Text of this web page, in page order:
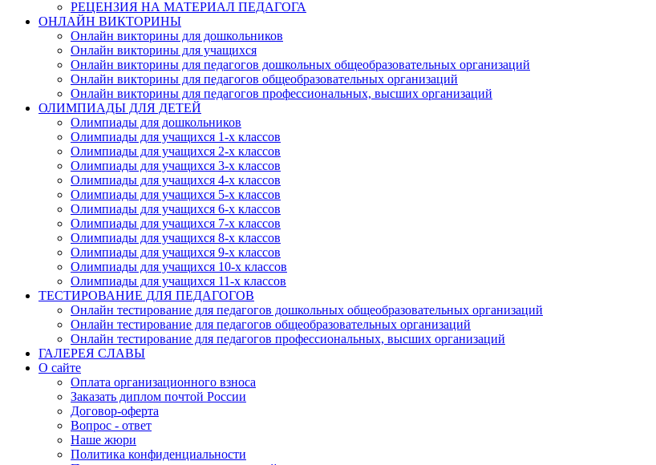
РЕЦЕНЗИЯ НА МАТЕРИАЛ ПЕДАГОГА
ОНЛАЙН ВИКТОРИНЫ
Онлайн викторины для дошкольников
Онлайн викторины для учащихся
Онлайн викторины для педагогов дошкольных общеобразовательных организаций
Онлайн викторины для педагогов общеобразовательных организаций
Онлайн викторины для педагогов профессиональных, высших организаций
ОЛИМПИАДЫ ДЛЯ ДЕТЕЙ
Олимпиады для дошкольников
Олимпиады для учащихся 1-х классов
Олимпиады для учащихся 2-х классов
Олимпиады для учащихся 3-х классов
Олимпиады для учащихся 4-х классов
Олимпиады для учащихся 5-х классов
Олимпиады для учащихся 6-х классов
Олимпиады для учащихся 7-х классов
Олимпиады для учащихся 8-х классов
Олимпиады для учащихся 9-х классов
Олимпиады для учащихся 10-х классов
Олимпиады для учащихся 11-х классов
ТЕСТИРОВАНИЕ ДЛЯ ПЕДАГОГОВ
Онлайн тестирование для педагогов дошкольных общеобразовательных организаций
Онлайн тестирование для педагогов общеобразовательных организаций
Онлайн тестирование для педагогов профессиональных, высших организаций
ГАЛЕРЕЯ СЛАВЫ
О сайте
Оплата организационного взноса
Заказать диплом почтой России
Договор-оферта
Вопрос - ответ
Наше жюри
Политика конфиденциальности